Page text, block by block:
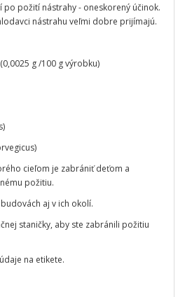
požití nástrahy - oneskorený účinok.
nástrahu veľmi dobre prijímajú.
g /100 g výrobku)
cieľom je zabrániť deťom a
požitiu.
aj v ich okolí.
staničky, aby ste zabránili požitiu
na etikete.